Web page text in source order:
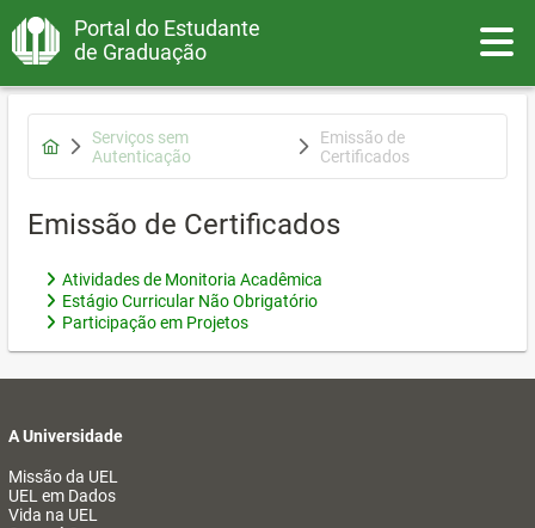
Portal do Estudante
de Graduação
Serviços sem
Autenticação
Emissão de
Certificados
Emissão de Certificados
Atividades de Monitoria Acadêmica
Estágio Curricular Não Obrigatório
Participação em Projetos
A Universidade
Missão da UEL
UEL em Dados
Vida na UEL